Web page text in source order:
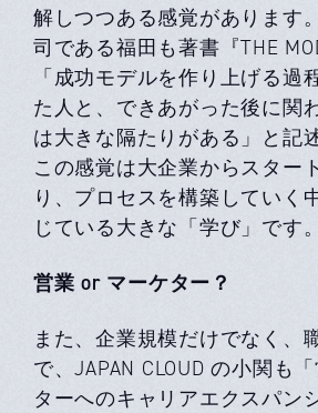
解しつつある感覚があります
司である福⽥も著書『THE
「成功モデルを作り上げる過
た⼈と、できあがった後に関
は⼤きな隔たりがある」と記
この感覚は⼤企業からスター
り、プロセスを構築していく
じている⼤きな「学び」です。
営業 or マーケター？
また、企業規模だけでなく、
で、JAPAN CLOUD の⼩関も
ターへのキャリアエクスパン